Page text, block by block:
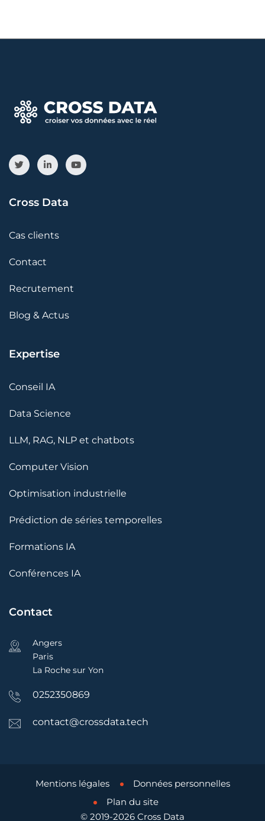
Cross Data
Cas clients
Contact
Recrutement
Blog & Actus
Expertise
Conseil IA
Data Science
LLM, RAG, NLP et chatbots
Computer Vision
Optimisation industrielle
Prédiction de séries temporelles
Formations IA
Conférences IA
Contact
Angers
Paris
La Roche sur Yon
0252350869
contact@crossdata.tech
© 2019-2026 Cross Data
Mentions légales
Données personnelles
Plan du site